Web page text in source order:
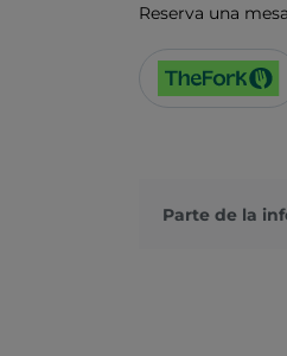
Reserva una mesa
Parte de la